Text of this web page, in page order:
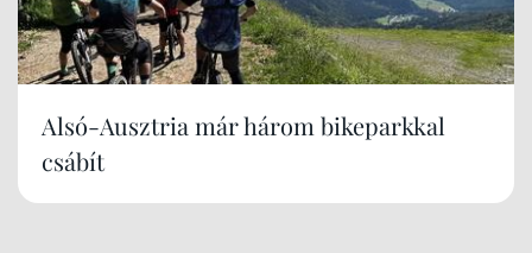
Alsó-Ausztria már három bikeparkkal
csábít